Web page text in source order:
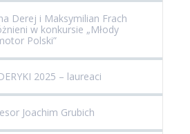
Derej i Maksymilian Frach
w konkursie „Młody
Polski”
2025 – laureaci
Joachim Grubich